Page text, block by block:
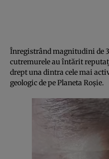
Înregistrând magnitudini de
cutremurele au întărit
drept una dintra cele mai
geologic de pe Planeta Roșie.